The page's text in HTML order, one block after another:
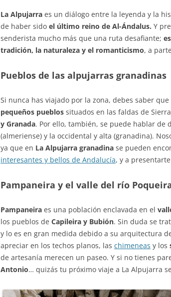
La Alpujarra es un diálogo entre la leyenda y la
de haber sido el último reino de Al-Ándalus. Y
senderista mucho más que una ruta desafiante;
tradición, la naturaleza y el romanticismo, a
Pueblos de las alpujarras granadinas
Si nunca has viajado por la zona, debes saber que
pequeños pueblos situados en las faldas de
y Granada. Por ello, también, se puede hablar de
(almeriense) y la occidental y alta (granadina).
ya que en La Alpujarra granadina se pueden
interesantes y bellos de Andalucía, y a
Pampaneira y el valle del río
Pampaneira es una población enclavada en el
los pueblos de Capileira y Bubión. Sin duda se
y lo es en gran medida debido a su arquitectura
apreciar en los techos planos, las chimeneas y los
de artesanía merecen un paseo. Y si no tienes
Antonio… quizás tu próximo viaje a La Alpujarra